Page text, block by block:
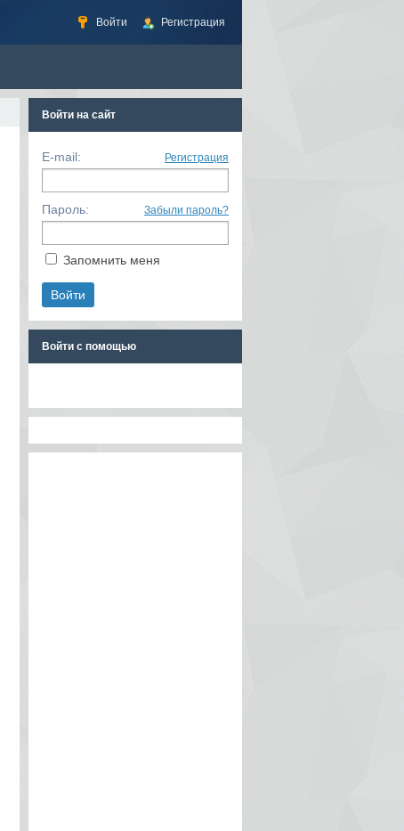
Войти Регистрация
Войти на сайт
E-mail: Регистрация
Пароль: Забыли пароль?
Запомнить меня
Войти с помощью